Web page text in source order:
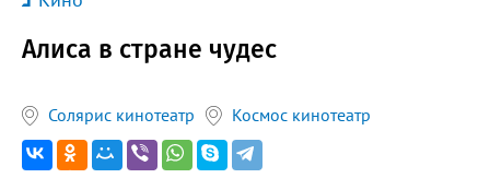
Алиса в стране чудес
Солярис кинотеатр Космос кинотеатр